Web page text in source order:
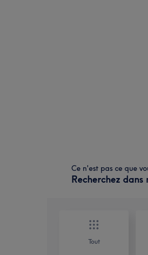
Ce n'est pas ce que
Recherchez
Tout